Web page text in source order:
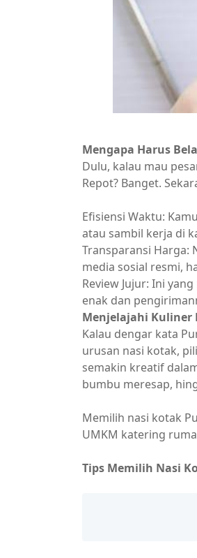
Mengapa Harus
Dulu, kalau mau
Repot? Banget.
Efisiensi Waktu:
atau sambil kerja di
Transparansi Harga:
media sosial resmi,
Review Jujur: Ini
enak dan
Menjelajahi Kuliner
Kalau dengar kata
urusan nasi kotak,
semakin kreatif
bumbu meresap,
Memilih nasi kotak
UMKM katering
Tips Memilih Nasi